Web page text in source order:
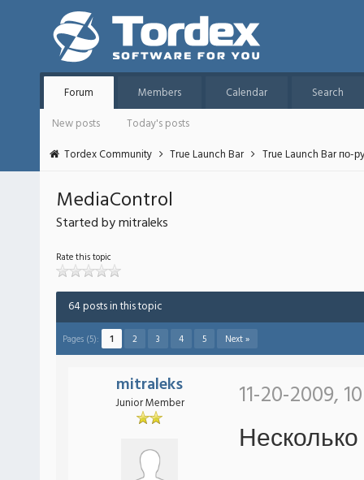
Forum Members Calendar
Search
New posts
Today's posts
Tordex Community
True Launch Bar True Launch Bar по-
MediaControl
Started by mitraleks
Rate this topic
64 posts in this topic
Pages (5): 1 2 3 4 5 Next »
mitraleks
Junior Member 11-20-2009,